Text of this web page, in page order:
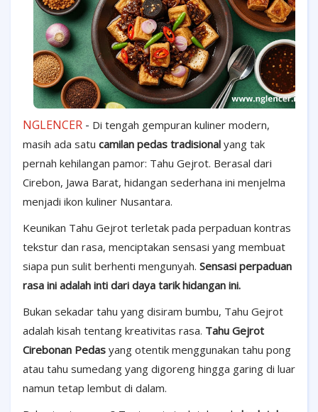
NGLENCER - Di tengah gempuran kuliner modern,
masih ada satu camilan pedas tradisional yang tak
pernah kehilangan pamor: Tahu Gejrot. Berasal dari
Cirebon, Jawa Barat, hidangan sederhana ini menjelma
menjadi ikon kuliner Nusantara.
Keunikan Tahu Gejrot terletak pada perpaduan kontras
tekstur dan rasa, menciptakan sensasi yang membuat
siapa pun sulit berhenti mengunyah. Sensasi perpaduan
rasa ini adalah inti dari daya tarik hidangan ini.
Bukan sekadar tahu yang disiram bumbu, Tahu Gejrot
adalah kisah tentang kreativitas rasa. Tahu Gejrot
Cirebonan Pedas yang otentik menggunakan tahu pong
atau tahu sumedang yang digoreng hingga garing di luar
namun tetap lembut di dalam.